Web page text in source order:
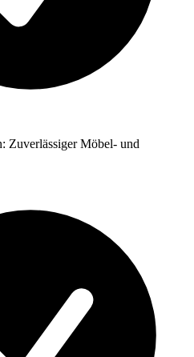
Zuverlässiger Möbel- und